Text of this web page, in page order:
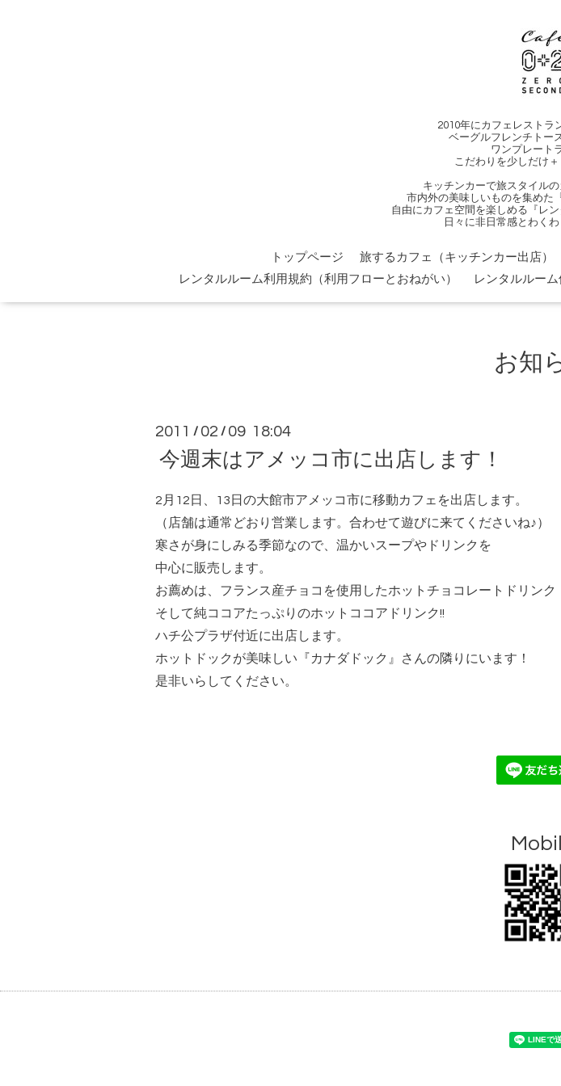
2010年にカフェレストラ
ベーグルフレンチトー
ワンプレート
こだわりを少しだけ＋
キッチンカーで旅スタイル
市内外の美味しいものを集めた
自由にカフェ空間を楽しめる『レ
日々に非日常感とわくわ
トップページ 旅するカフェ（キッチンカー出店）
レンタルルーム利用規約（利用フローとおねがい）
レンタルルーム
お知
2011 / 02 / 09 18:04
今週末はアメッコ市に出店します！
2月12日、13日の大館市アメッコ市に移動カフェを出店します。
（店舗は通常どおり営業します。合わせて遊びに来てくださいね♪）
寒さが身にしみる季節なので、温かいスープやドリンクを
中心に販売します。
お薦めは、フランス産チョコを使用したホットチョコレートドリンク
そして純ココアたっぷりのホットココアドリンク!!
ハチ公プラザ付近に出店します。
ホットドックが美味しい『カナダドック』さんの隣りにいます！
是非いらしてください。